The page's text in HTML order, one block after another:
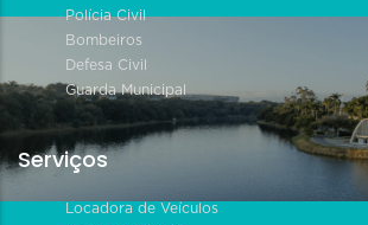
Polícia Civil
Bombeiros
Defesa Civil
Guarda Municipal
Serviços
Locadora de Veículos